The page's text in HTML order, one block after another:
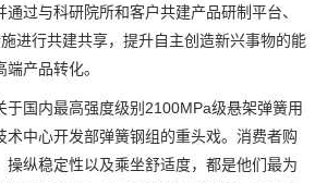
过与科研院所和客户共建产品研制平台、
进行共建共享，提升自主创造新兴事物的能
产品转化。
国内最高强度级别2100MPa级悬架弹簧用
术中心开发部弹簧钢组的重头戏。消费者购
操纵稳定性以及乘坐舒适度，都是他们最为